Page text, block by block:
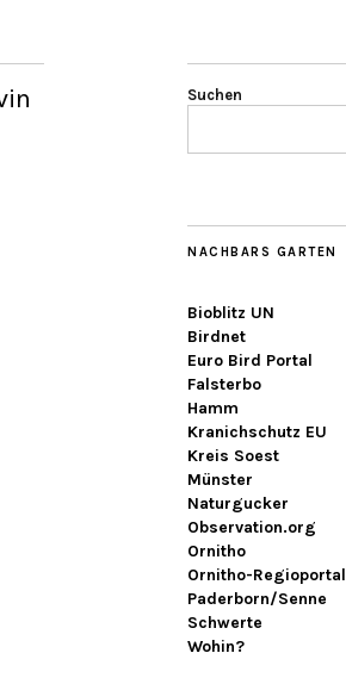
Suchen
NACHBARS GARTEN
Bioblitz UN
Birdnet
Euro Bird Portal
Falsterbo
Hamm
Kranichschutz EU
Kreis Soest
Münster
Naturgucker
Observation.org
Ornitho
Ornitho-Regioportal
Paderborn/Senne
Schwerte
Wohin?